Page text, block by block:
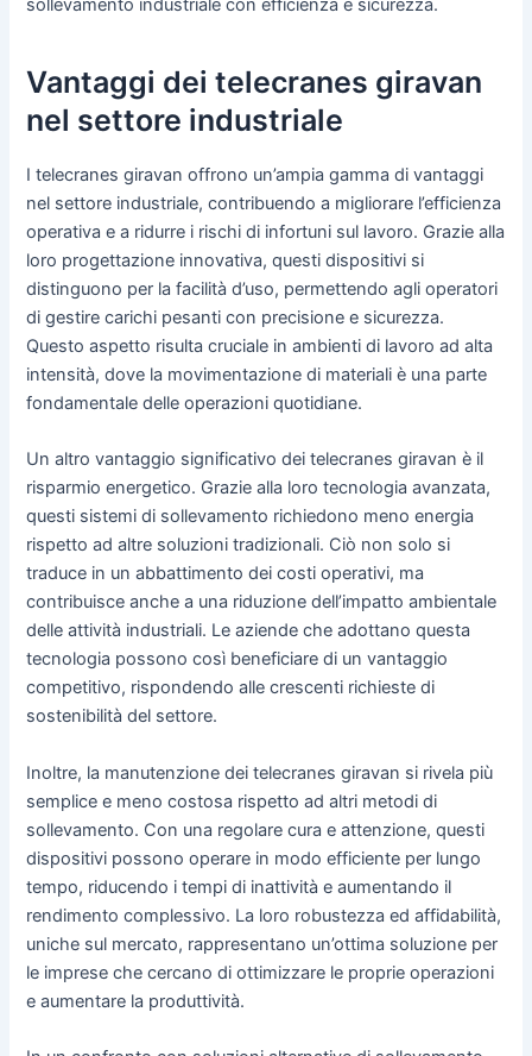
sollevamento industriale con efficienza e sicurezza.
Vantaggi dei telecranes giravan
nel settore industriale
I telecranes giravan offrono un’ampia gamma di vantaggi
nel settore industriale, contribuendo a migliorare l’efficienza
operativa e a ridurre i rischi di infortuni sul lavoro. Grazie alla
loro progettazione innovativa, questi dispositivi si
distinguono per la facilità d’uso, permettendo agli operatori
di gestire carichi pesanti con precisione e sicurezza.
Questo aspetto risulta cruciale in ambienti di lavoro ad alta
intensità, dove la movimentazione di materiali è una parte
fondamentale delle operazioni quotidiane.
Un altro vantaggio significativo dei telecranes giravan è il
risparmio energetico. Grazie alla loro tecnologia avanzata,
questi sistemi di sollevamento richiedono meno energia
rispetto ad altre soluzioni tradizionali. Ciò non solo si
traduce in un abbattimento dei costi operativi, ma
contribuisce anche a una riduzione dell’impatto ambientale
delle attività industriali. Le aziende che adottano questa
tecnologia possono così beneficiare di un vantaggio
competitivo, rispondendo alle crescenti richieste di
sostenibilità del settore.
Inoltre, la manutenzione dei telecranes giravan si rivela più
semplice e meno costosa rispetto ad altri metodi di
sollevamento. Con una regolare cura e attenzione, questi
dispositivi possono operare in modo efficiente per lungo
tempo, riducendo i tempi di inattività e aumentando il
rendimento complessivo. La loro robustezza ed affidabilità,
uniche sul mercato, rappresentano un’ottima soluzione per
le imprese che cercano di ottimizzare le proprie operazioni
e aumentare la produttività.